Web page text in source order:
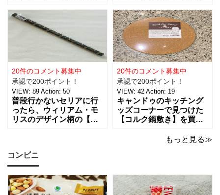
円を買ってきました。 パ
ーティーのテーブルデコ
レーションやおやすみ前
のリラックスタイムに良
さそうな商品で、あの
「ハンギョドン」がデザ
インされたライトは、
です！【サテンリボンマ
スターピースコレクショ
ン/WM】もとっても素敵
なので、紹介しますね。
サテンリボンの材質は、
ポリエステル。サイズ
は、約幅30㎜ x
20件のコメント募集中
承認で200ポイント！
VIEW: 89 Action: 50
普段行かないセリアに行
ったら、ウィリアム・モ
リスのデザイン柄の【包
いました。買えないと思
っていたので嬉しい。 サ
イズは、約幅760㎜ x 高
さ530㎜。2枚入っている
20件のコメント募集中
承認で200ポイント！
VIEW: 42 Action: 19
キャンドゥのキッチング
ッズコーナーで見つけた
【コルク鍋敷き】を買っ
ている鍋敷きは木製のも
に100円ショップの100円
商品にはなかったため、
もっと見る≫
コンビニ